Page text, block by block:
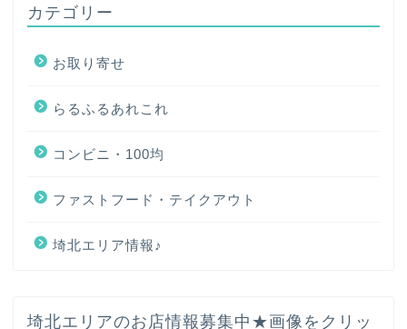
カテゴリー
お取り寄せ
らるふるあれこれ
コンビニ・100均
ファストフード・テイクアウト
埼北エリア情報♪
埼北エリアのお店情報募集中★画像をクリッ